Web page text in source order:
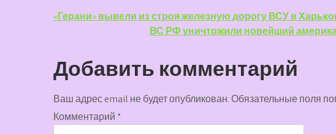
Навигация
записям
«Герани» вывели из строя железную дорогу ВСУ в
ВС РФ уничтожили новейший
Добавить комментарий
Ваш адрес email не будет опубликован.Обязательные поля
Комментарий *